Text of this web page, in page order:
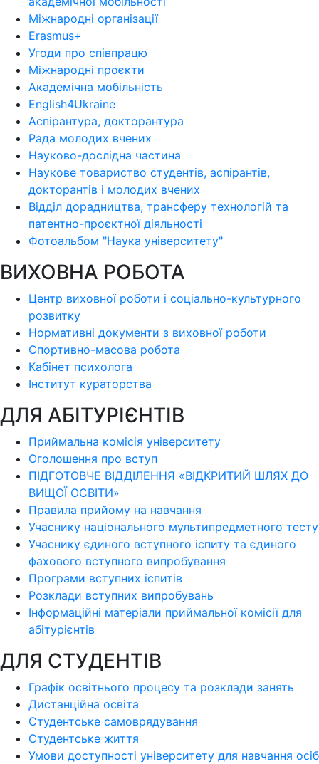
Міжнародні організації
Erasmus+
Угоди про співпрацю
Міжнародні проєкти
Академічна мобільність
English4Ukraine
Аспірантура, докторантура
Рада молодих вчених
Науково-дослідна частина
Наукове товариство студентів, аспірантів,
докторантів і молодих вчених
Відділ дорадництва, трансферу технологій та
патентно-проєктної діяльності
Фотоальбом "Наука університету"
ВИХОВНА РОБОТА
Центр виховної роботи і соціально-культурного
розвитку
Нормативні документи з виховної роботи
Спортивно-масова робота
Кабінет психолога
Інститут кураторства
ДЛЯ АБІТУРІЄНТІВ
Приймальна комісія університету
Оголошення про вступ
ПІДГОТОВЧЕ ВІДДІЛЕННЯ «ВІДКРИТИЙ ШЛЯХ ДО
ВИЩОЇ ОСВІТИ»
Правила прийому на навчання
Учаснику національного мультипредметного тесту
Учаснику єдиного вступного іспиту та єдиного
фахового вступного випробування
Програми вступних іспитів
Розклади вступних випробувань
Інформаційні матеріали приймальної комісії для
абітурієнтів
ДЛЯ СТУДЕНТІВ
Графік освітнього процесу та розклади занять
Дистанційна освіта
Студентське самоврядування
Студентське життя
Умови доступності університету для навчання осіб